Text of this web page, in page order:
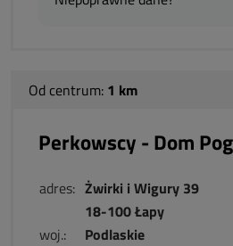
Od centrum: 1 km
Perkowscy - Dom
adres: Żwirki i Wigury 39
18-100 Łapy
woj.:
Podlaskie